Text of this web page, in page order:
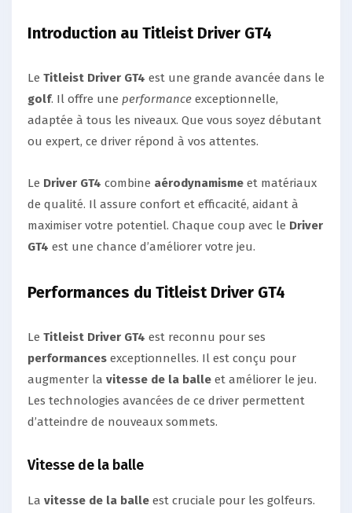
Introduction au Titleist Driver GT4
Le Titleist Driver GT4 est une grande avancée dans le
golf. Il offre une performance exceptionnelle,
adaptée à tous les niveaux. Que vous soyez débutant
ou expert, ce driver répond à vos attentes.
Le Driver GT4 combine aérodynamisme et matériaux
de qualité. Il assure confort et efficacité, aidant à
maximiser votre potentiel. Chaque coup avec le Driver
GT4 est une chance d’améliorer votre jeu.
Performances du Titleist Driver GT4
Le Titleist Driver GT4 est reconnu pour ses
performances exceptionnelles. Il est conçu pour
augmenter la vitesse de la balle et améliorer le jeu.
Les technologies avancées de ce driver permettent
d’atteindre de nouveaux sommets.
Vitesse de la balle
La vitesse de la balle est cruciale pour les golfeurs.